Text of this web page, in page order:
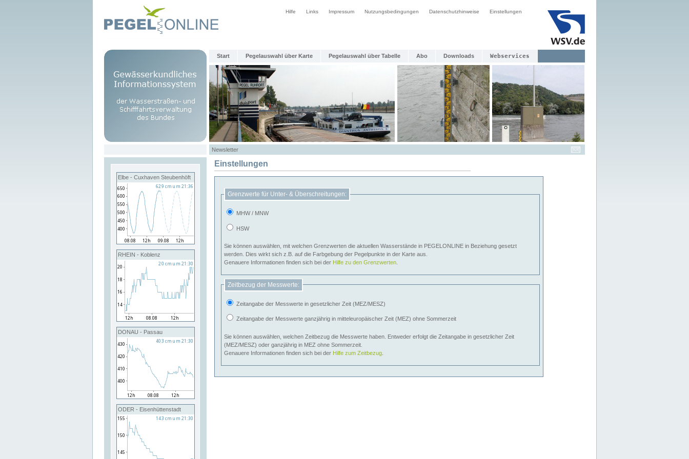
Hilfe Links Impressum Nutzungsbedingungen Datenschutzhinweise Einstellungen
Start Pegelauswahl über Karte Pegelauswahl über Tabelle Abo Downloads Webservices
Newsletter
Elbe - Cuxhaven Steubenhöft
RHEIN - Koblenz
DONAU - Passau
ODER - Eisenhüttenstadt
Einstellungen
Grenzwerte für Unter- & Überschreitungen:
MHW / MNW
HSW
Sie können auswählen, mit welchen Grenzwerten die aktuellen Wasserstände in PEGELONLINE in Beziehung gesetzt
werden. Dies wirkt sich z.B. auf die Farbgebung der Pegelpunkte in der Karte aus.
Genauere Informationen finden sich bei der Hilfe zu den Grenzwerten
Zeitbezug der Messwerte:
Zeitangabe der Messwerte in gesetzlicher Zeit (MEZ/MESZ)
Zeitangabe der Messwerte ganzjährig in mitteleuropäischer Zeit (MEZ) ohne Sommerzeit
Sie können auswählen, welchen Zeitbezug die Messwerte haben. Entweder erfolgt die Zeitangabe in gesetzlicher Zeit
(MEZ/MESZ) oder ganzjährig in MEZ ohne Sommerzeit.
Genauere Informationen finden sich bei der Hilfe zum Zeitbezug